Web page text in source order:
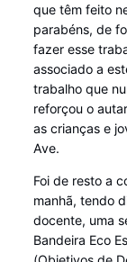
que têm feito
parabéns, de
fazer esse
associado a
trabalho que
reforçou o
as crianças e
Ave.
Foi de resto a
manhã, tendo
docente, uma
Bandeira Eco